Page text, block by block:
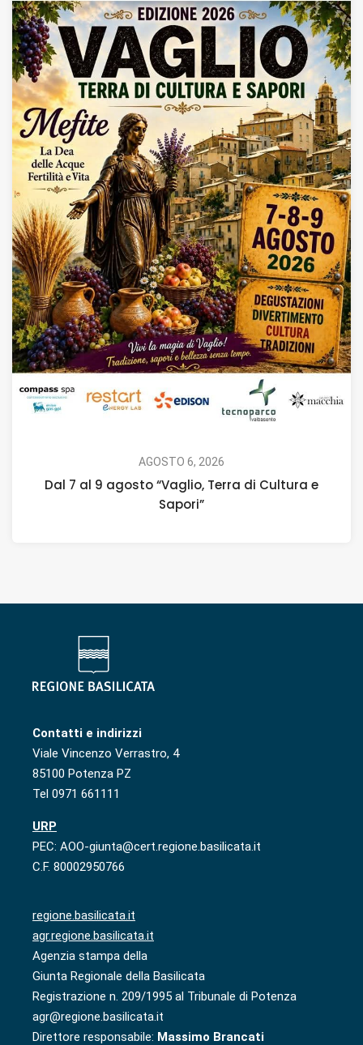
AGOSTO 6, 2026
Dal 7 al 9 agosto “Vaglio, Terra di Cultura e
Sapori”
Contatti e indirizzi
Viale Vincenzo Verrastro, 4
85100 Potenza PZ
Tel 0971 661111
URP
PEC: AOO-giunta@cert.regione.basilicata.it
C.F. 80002950766
regione.basilicata.it
agr.regione.basilicata.it
Agenzia stampa della
Giunta Regionale della Basilicata
Registrazione n. 209/1995 al Tribunale di Potenza
agr@regione.basilicata.it
Direttore responsabile: Massimo Brancati